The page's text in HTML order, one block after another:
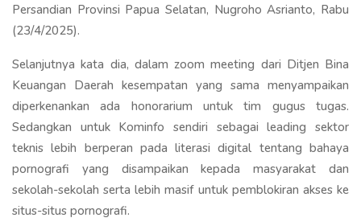
Persandian Provinsi Papua Selatan, Nugroho Asrianto, Rabu
(23/4/2025).
Selanjutnya kata dia, dalam zoom meeting dari Ditjen Bina
Keuangan Daerah kesempatan yang sama menyampaikan
diperkenankan ada honorarium untuk tim gugus tugas.
Sedangkan untuk Kominfo sendiri sebagai leading sektor
teknis lebih berperan pada literasi digital tentang bahaya
pornografi yang disampaikan kepada masyarakat dan
sekolah-sekolah serta lebih masif untuk pemblokiran akses ke
situs-situs pornografi.